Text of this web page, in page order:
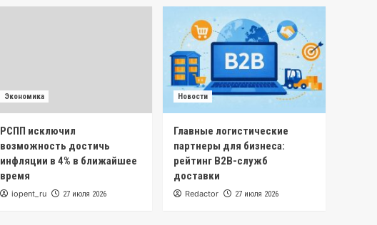
Экономика
РСПП исключил
возможность достичь
инфляции в 4% в ближайшее
время
iopent_ru 27 июля 2026
Новости
Главные логистические
партнеры для бизнеса:
рейтинг B2B-служб
доставки
Redactor 27 июля 2026